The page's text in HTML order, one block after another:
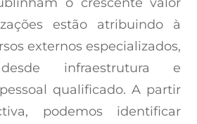
estão atribuindo à
externos especializados,
infraestrutura e
qualificado. A partir
podemos identificar